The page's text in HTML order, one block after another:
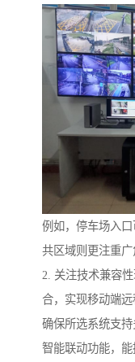
例如，停车场入
共区域则更注重广
2. 关注技术兼容
合，实现移动端远
确保所选系统支
智能联动功能，能